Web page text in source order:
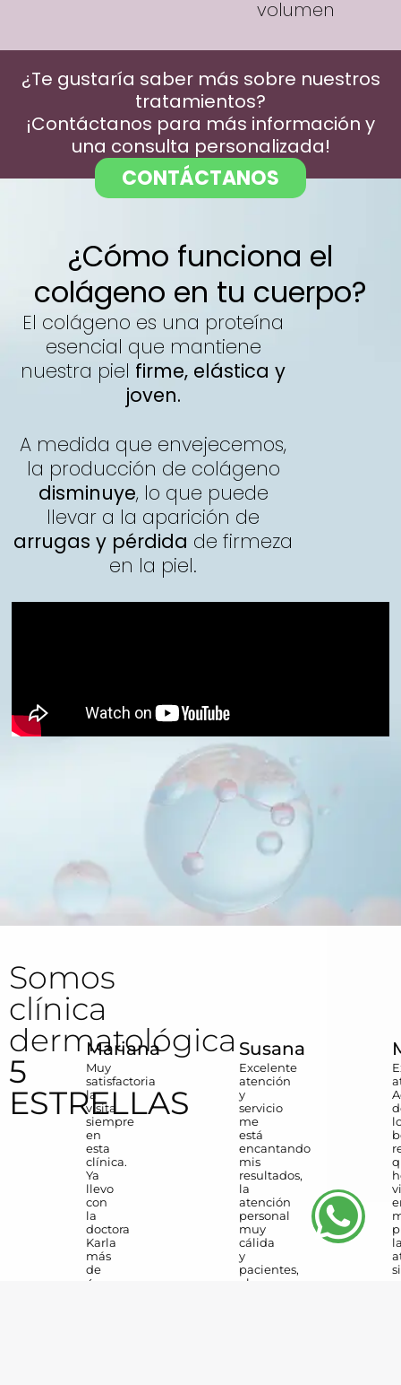
volumen
¿Te gustaría saber más sobre nuestros
tratamientos?
¡Contáctanos para más información y
una consulta personalizada!
CONTÁCTANOS
¿Cómo funciona el
colágeno en tu cuerpo?
El colágeno es una proteína
esencial que mantiene
nuestra piel firme, elástica y
joven.
A medida que envejecemos,
la producción de colágeno
disminuye, lo que puede
llevar a la aparición de
arrugas y pérdida de firmeza
en la piel.
Somos
clínica
dermatológica
5
ESTRELLAS
Mariana
Muy
satisfactoria
la
visita
siempre
en
esta
clínica.
Ya
llevo
con
la
doctora
Karla
más
de
4
Susana
Excelente
atención
y
servicio
me
está
encantando
mis
resultados,
la
atención
personal
muy
cálida
y
pacientes,
el